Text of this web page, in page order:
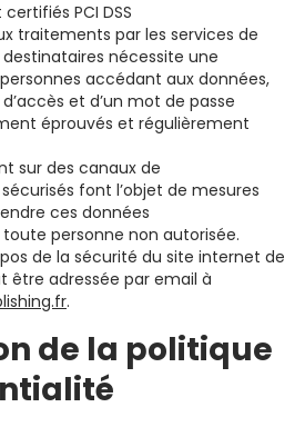
PCI DSS
traitements par les services de
nécessite une
accédant aux données,
et d’un mot de passe
éprouvés et régulièrement
sur des canaux de
font l’objet de mesures
ces données
personne non autorisée.
de la sécurité du site internet de
être adressée par email à
.
de la politique